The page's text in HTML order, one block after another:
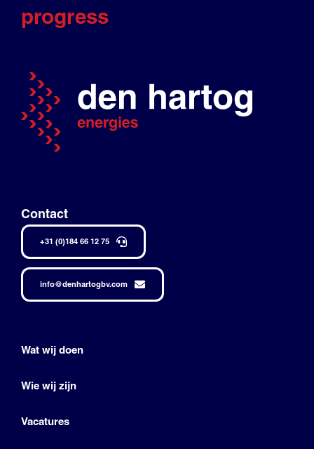
progress
Contact
+31 (0)184 66 12 75
info@denhartogbv.com
Wat wij doen
Wie wij zijn
Vacatures